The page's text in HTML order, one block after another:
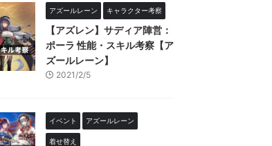
アズールレーン キャラクター考察
【アズレン】サディア陣営：
ポーラ 性能・スキル考察【ア
ズールレーン】
2021/2/5
イベント アズールレーン
着せ替え